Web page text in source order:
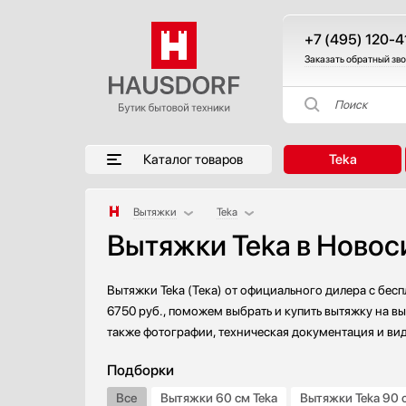
+7 (495) 120-
Заказать обратный
Поиск
Каталог товаров Teka
Вытяжки
Аксессуары
Акустические системы
Аромастанции
Барбекю
Блендеры
Вакуумные упаковщики
Teka
AEG
Barazza
Bertazzoni
BORA
De Dietrich
Вытяжки Teka в
Вытяжки Teka (Тека) от официального дилера с
6750 руб., поможем выбрать и купить вытяжку на
также фотографии, техническая документация и
Подборки
Все Вытяжки 60 см Teka Вытяжки Teka 90